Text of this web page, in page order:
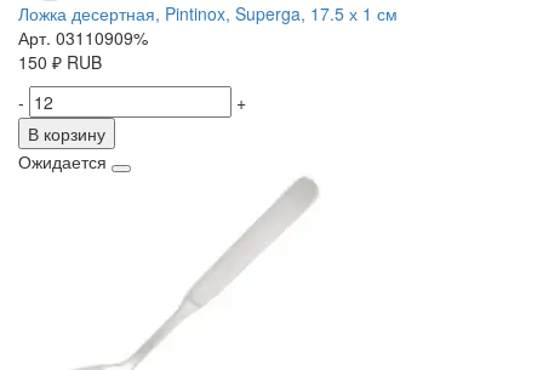
Ложка десертная, Pintinox, Superga, 17.5 х 1 см
Арт. 03110909%
150 ₽ RUB
-
+
В корзину
Ожидается